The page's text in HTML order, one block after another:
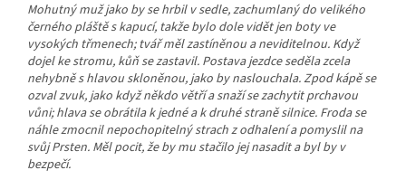
Mohutný muž jako by se hrbil v sedle, zachumlaný do velikého
černého pláště s kapucí, takže bylo dole vidět jen boty ve
vysokých třmenech; tvář měl zastíněnou a neviditelnou. Když
dojel ke stromu, kůň se zastavil. Postava jezdce seděla zcela
nehybně s hlavou skloněnou, jako by naslouchala. Zpod kápě se
ozval zvuk, jako když někdo větří a snaží se zachytit prchavou
vůni; hlava se obrátila k jedné a k druhé straně silnice. Froda se
náhle zmocnil nepochopitelný strach z odhalení a pomyslil na
svůj Prsten. Měl pocit, že by mu stačilo jej nasadit a byl by v
bezpečí.